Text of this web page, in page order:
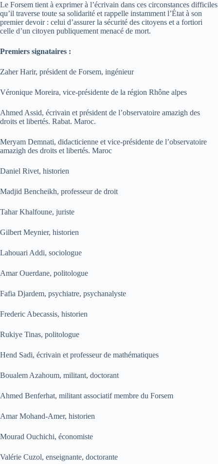
Le Forsem tient à exprimer à l’écrivain dans ces circonstances difficiles
qu’il traverse toute sa solidarité et rappelle instamment l’État à son
premier devoir : celui d’assurer la sécurité des citoyens et a fortiori
celle d’un citoyen publiquement menacé de mort.
Premiers signataires :
Zaher Harir, président de Forsem, ingénieur
Véronique Moreira, vice-présidente de la région Rhône alpes
Ahmed Assid, écrivain et président de l’observatoire amazigh des
droits et libertés. Rabat. Maroc.
Meryam Demnati, didacticienne et vice-présidente de l’observatoire
amazigh des droits et libertés. Maroc
Daniel Rivet, historien
Madjid Bencheikh, professeur de droit
Tahar Khalfoune, juriste
Gilbert Meynier, historien
Lahouari Addi, sociologue
Amar Ouerdane, politologue
Fafia Djardem, psychiatre, psychanalyste
Frederic Abecassis, historien
Rukiye Tinas, politologue
Hend Sadi, écrivain et professeur de mathématiques
Boualem Azahoum, militant, doctorant
Ahmed Benferhat, militant associatif membre du Forsem
Amar Mohand-Amer, historien
Mourad Ouchichi, économiste
Valérie Cuzol, enseignante, doctorante